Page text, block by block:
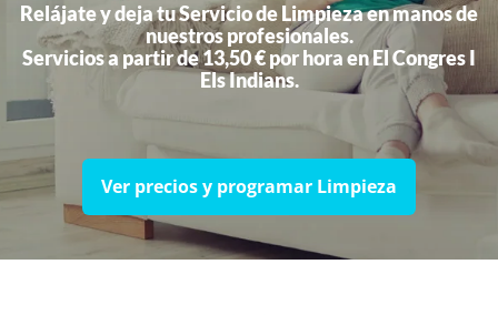
Relájate y deja tu Servicio de Limpieza en manos de
nuestros profesionales.
Servicios a partir de 13,50 € por hora enEl Congres I
Els Indians.
Ver precios y programar Limpieza